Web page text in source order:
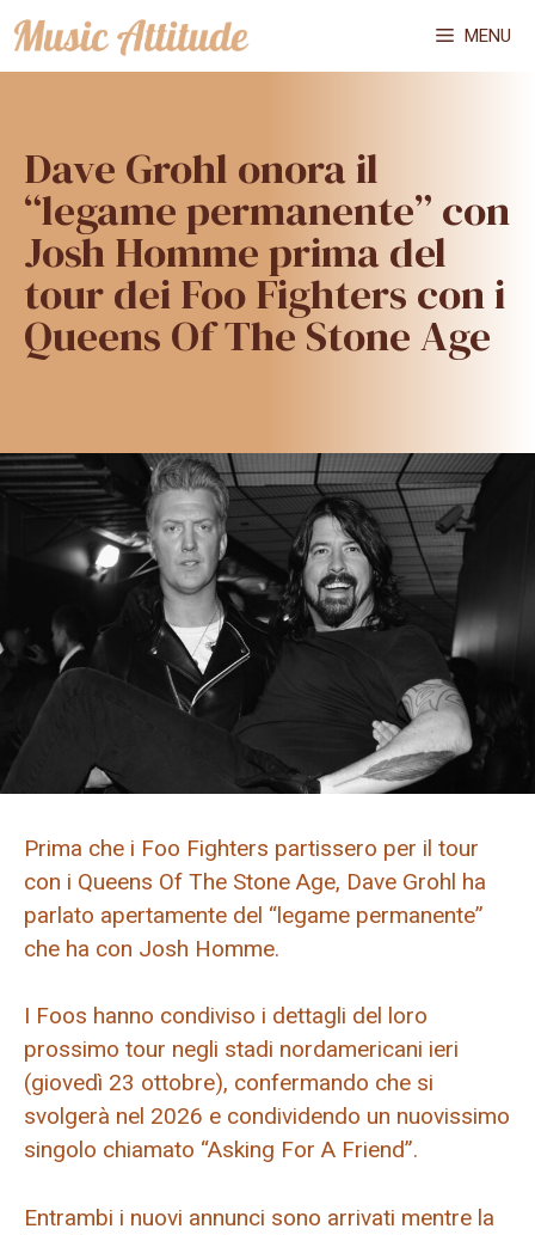
Vai
al
MENU
Dave Grohl onora il
“legame permanente” con
Josh Homme prima del
tour dei Foo Fighters con i
Queens Of The Stone Age
Prima che i Foo Fighters partissero per il tour
con i Queens Of The Stone Age, Dave Grohl ha
parlato apertamente del “legame permanente”
che ha con Josh Homme.
I Foos hanno condiviso i dettagli del loro
prossimo tour negli stadi nordamericani ieri
(giovedì 23 ottobre), confermando che si
svolgerà nel 2026 e condividendo un nuovissimo
singolo chiamato “Asking For A Friend”.
Entrambi i nuovi annunci sono arrivati ​​mentre la